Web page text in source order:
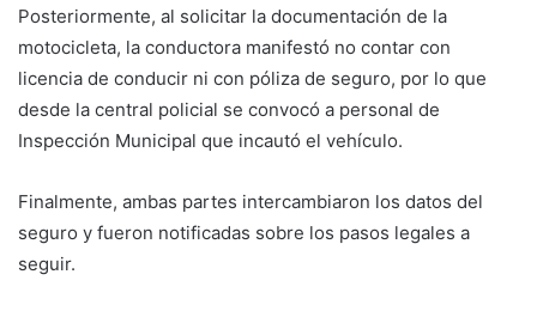
Posteriormente, al solicitar la documentación de la
motocicleta, la conductora manifestó no contar con
licencia de conducir ni con póliza de seguro, por lo que
desde la central policial se convocó a personal de
Inspección Municipal que incautó el vehículo.
Finalmente, ambas partes intercambiaron los datos del
seguro y fueron notificadas sobre los pasos legales a
seguir.